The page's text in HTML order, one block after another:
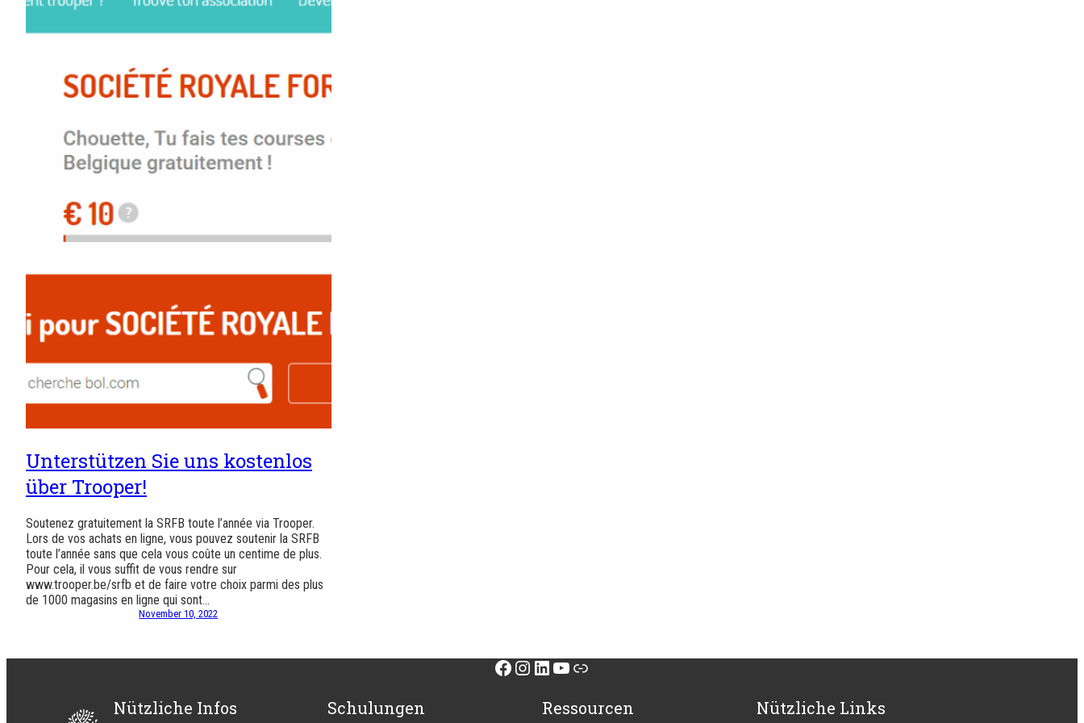
Unterstützen Sie uns kostenlos
über Trooper!
Soutenez gratuitement la SRFB toute l’année via Trooper.
Lors de vos achats en ligne, vous pouvez soutenir la SRFB
toute l’année sans que cela vous coûte un centime de plus.
Pour cela, il vous suffit de vous rendre sur
www.trooper.be/srfb et de faire votre choix parmi des plus
de 1000 magasins en ligne qui sont…
November 10, 2022
Facebook
Instagram
LinkedIn
YouTube
Link
Nützliche Infos Schulungen Ressourcen Nützliche Links